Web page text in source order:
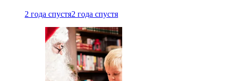
2 года спустя2 года спустя